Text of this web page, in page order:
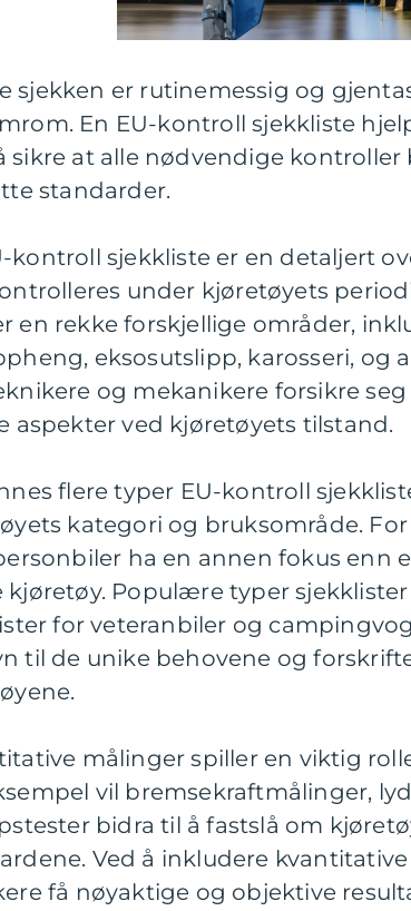
sjekken er rutinemessig og
En EU-kontroll sjekkliste
sikre at alle nødvendige
standarder.
kontroll sjekkliste er en detaljert
under kjøretøyets
en rekke forskjellige områder,
eksosutslipp, karosseri, og
og mekanikere forsikre
aspekter ved kjøretøyets tilstand.
flere typer EU-kontroll
kategori og bruksområde.
ha en annen fokus enn
kjøretøy. Populære typer
for veteranbiler og
til de unike behovene og
målinger spiller en viktig
vil bremsekraftmålinger,
bidra til å fastslå om
Ved å inkludere
få nøyaktige og objektive